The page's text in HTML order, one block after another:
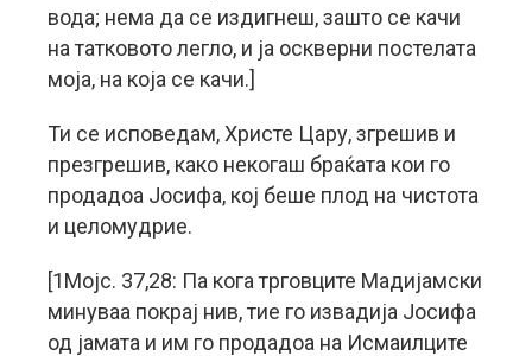
вода; нема да се издигнеш, зашто се качи
на татковото легло, и ја оскверни постелата
моја, на која се качи.]
Ти се исповедам, Христе Цару, згрешив и
презгрешив, како некогаш браќата кои го
продадоа Јосифа, кој беше плод на чистота
и целомудрие.
[1Мојс. 37,28: Па кога трговците Мадијамски
минуваа покрај нив, тие го извадија Јосифа
од јамата и им го продадоа на Исмаилците